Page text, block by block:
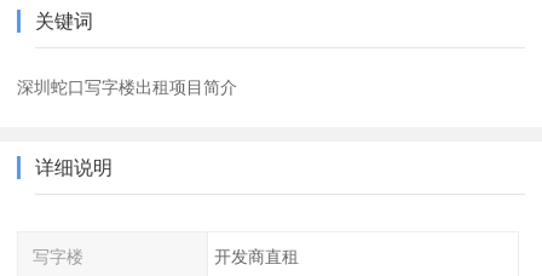
关键词
深圳蛇口写字楼出租项目简介
详细说明
写字楼 开发商直租